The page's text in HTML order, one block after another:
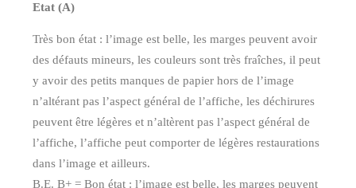
Etat (A)
Très bon état : l’image est belle, les marges peuvent avoir
des défauts mineurs, les couleurs sont très fraîches, il peut
y avoir des petits manques de papier hors de l’image
n’altérant pas l’aspect général de l’affiche, les déchirures
peuvent être légères et n’altèrent pas l’aspect général de
l’affiche, l’affiche peut comporter de légères restaurations
dans l’image et ailleurs.
B.E. B+ = Bon état : l’image est belle, les marges peuvent